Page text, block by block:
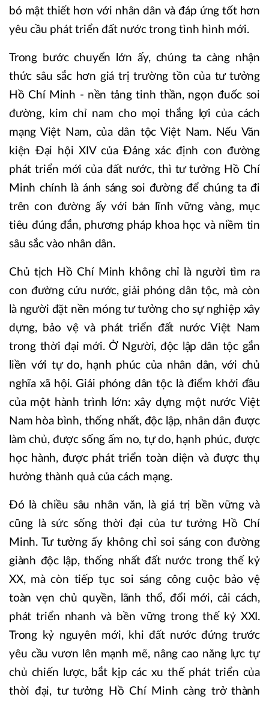
bó mật thiết hơn với nhân dân và đáp ứng tốt hơn
yêu cầu phát triển đất nước trong tình hình mới.
Trong bước chuyển lớn ấy, chúng ta càng nhận
thức sâu sắc hơn giá trị trường tồn của tư tưởng
Hồ Chí Minh - nền tảng tinh thần, ngọn đuốc soi
đường, kim chỉ nam cho mọi thắng lợi của cách
mạng Việt Nam, của dân tộc Việt Nam. Nếu Văn
kiện Đại hội XIV của Đảng xác định con đường
phát triển mới của đất nước, thì tư tưởng Hồ Chí
Minh chính là ánh sáng soi đường để chúng ta đi
trên con đường ấy với bản lĩnh vững vàng, mục
tiêu đúng đắn, phương pháp khoa học và niềm tin
sâu sắc vào nhân dân.
Chủ tịch Hồ Chí Minh không chỉ là người tìm ra
con đường cứu nước, giải phóng dân tộc, mà còn
là người đặt nền móng tư tưởng cho sự nghiệp xây
dựng, bảo vệ và phát triển đất nước Việt Nam
trong thời đại mới. Ở Người, độc lập dân tộc gắn
liền với tự do, hạnh phúc của nhân dân, với chủ
nghĩa xã hội. Giải phóng dân tộc là điểm khởi đầu
của một hành trình lớn: xây dựng một nước Việt
Nam hòa bình, thống nhất, độc lập, nhân dân được
làm chủ, được sống ấm no, tự do, hạnh phúc, được
học hành, được phát triển toàn diện và được thụ
hưởng thành quả của cách mạng.
Đó là chiều sâu nhân văn, là giá trị bền vững và
cũng là sức sống thời đại của tư tưởng Hồ Chí
Minh. Tư tưởng ấy không chỉ soi sáng con đường
giành độc lập, thống nhất đất nước trong thế kỷ
XX, mà còn tiếp tục soi sáng công cuộc bảo vệ
toàn vẹn chủ quyền, lãnh thổ, đổi mới, cải cách,
phát triển nhanh và bền vững trong thế kỷ XXI.
Trong kỷ nguyên mới, khi đất nước đứng trước
yêu cầu vươn lên mạnh mẽ, nâng cao năng lực tự
chủ chiến lược, bắt kịp các xu thế phát triển của
thời đại, tư tưởng Hồ Chí Minh càng trở thành